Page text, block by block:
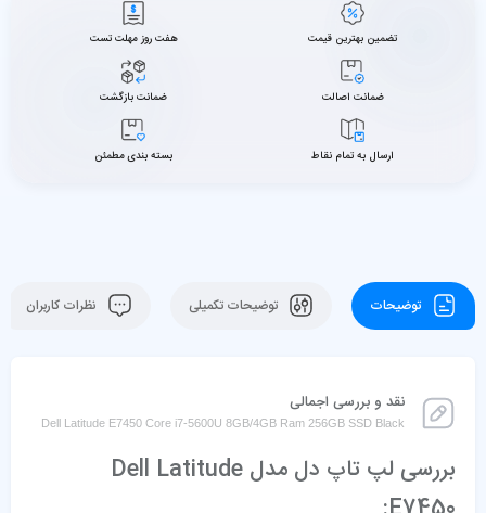
تضمین بهترین قیمت هفت روز مهلت تست
ضمانت اصالت ضمانت بازگشت
ارسال به تمام نقاط بسته بندی مطمئن
توضیحات توضیحات تکمیلی نظرات کاربران
نقد و بررسی اجمالی
Dell Latitude E7450 Core i7-5600U 8GB/4GB Ram 256GB SSD Black
بررسی لپ تاپ دل مدل Dell Latitude